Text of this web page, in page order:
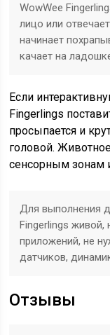
WowWee
лицо или
начинает
качает на
Если
Fingerlings
просыпается и
головой.
сенсорным зонам
Для выполнения
Fingerlings живой,
приложений, не
датчиков,
Отзывы